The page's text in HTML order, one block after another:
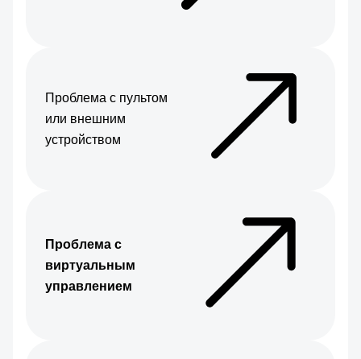
Проблема с пультом
или внешним
устройством
Проблема с
виртуальным
управлением